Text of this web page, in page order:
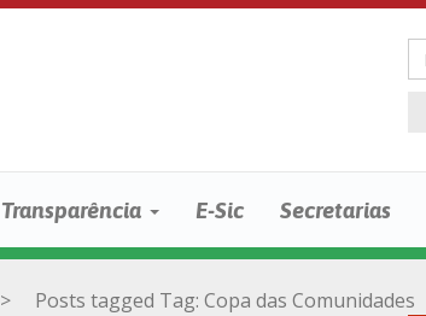
Transparência E-Sic Secretarias
> Posts tagged Tag: Copa das Comunidades